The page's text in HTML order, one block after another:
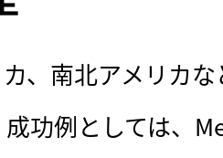
、南北アメリカ
功例としては、